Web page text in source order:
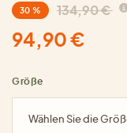
30 % 134,90 €
94,90 €
Größe
Wählen Sie die